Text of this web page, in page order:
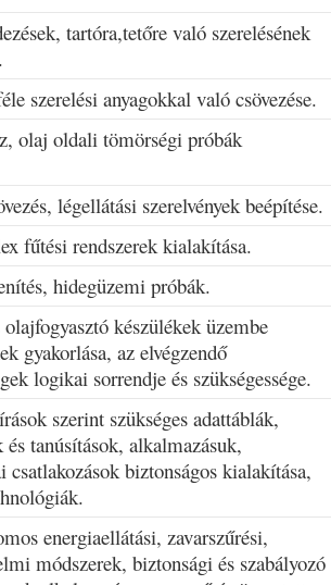
tartóra,tetőre való szerelésének
szerelési anyagokkal való csövezése.
olaj oldali tömörségi próbák
légellátási szerelvények beépítése.
fűtési rendszerek kialakítása.
hidegüzemi próbák.
készülékek üzembe
gyakorlása, az elvégzendő
logikai sorrendje és szükségessége.
szerint szükséges adattáblák,
és tanúsítások, alkalmazásuk,
csatlakozások biztonságos kialakítása,
energiaellátási, zavarszűrési,
módszerek, biztonsági és szabályozó